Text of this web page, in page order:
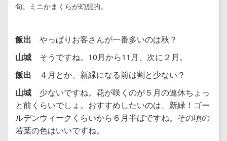
旬。ミニかまくらが幻想的。
飯出 やっぱりお客さんが一番多いのは秋？
山城 そうですね。10月から11月、次に２月。
飯出 ４月とか、新緑になる前は割と少ない？
山城 少ないですね。花が咲くのが５月の連休ちょっ
と前くらいでしょ。おすすめしたいのは、新緑！ゴー
ルデンウィークくらいから６月半ばですね。その頃の
若葉の色はいいですね。